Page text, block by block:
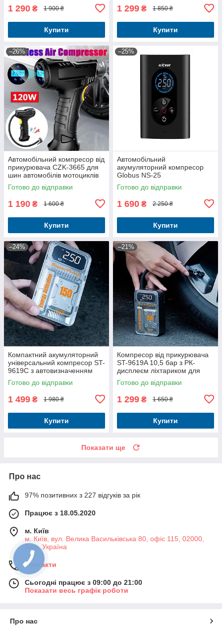
1 290 ₴ 1 900 ₴
Купити
1 299 ₴ 1 850 ₴
Купити
–26%
Автомобільний компресор від
прикурювача CZK-3665 для
шин автомобілів мотоциклів
велосипедів матраців
Готово до відправки
1 190 ₴ 1 600 ₴
Купити
–25%
Автомобільний
акумуляторний компресор
Globus NS-25
Готово до відправки
1 690 ₴ 2 250 ₴
Купити
–24%
Компактний акумуляторний
універсальний компресор ST-
9619C з автовизначенням
тиску в шинах та РК-
дисплеєм
Готово до відправки
1 499 ₴ 1 980 ₴
Купити
–21%
Компресор від прикурювача
ST-9619A 10,5 бар з РК-
дисплеєм ліхтариком для
накачування шин авто
Готово до відправки
1 299 ₴ 1 650 ₴
Купити
Показати ще
Про нас
97% позитивних з 227 відгуків за рік
Працює з 18.05.2020
м. Київ
м. Київ, вул. Велика Васильківська 80, офіс 115, 02000,
Київ, Україна
Контакти
Сьогодні працює з 09:00 до 21:00
Показати весь графік роботи
Про нас